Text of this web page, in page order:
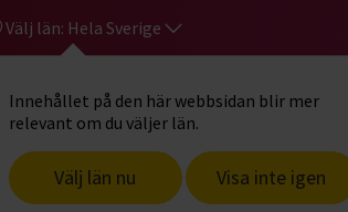
Välj län: Hela Sverige
Innehållet på den här webbsidan blir mer
relevant om du väljer län.
Välj län nu Visa inte igen
Gå till studiefrämjandets startsida